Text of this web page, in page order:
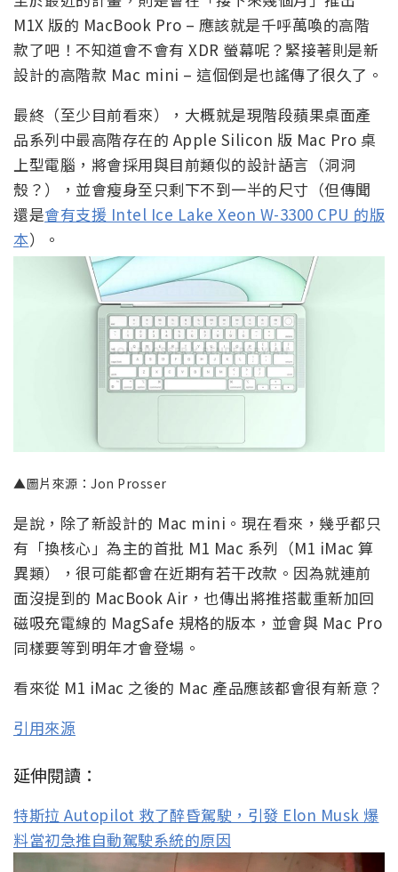
M1X 版的 MacBook Pro – 應該就是千呼萬喚的高階
款了吧！不知道會不會有 XDR 螢幕呢？緊接著則是新
設計的高階款 Mac mini – 這個倒是也謠傳了很久了。
最終（至少目前看來），大概就是現階段蘋果桌面產
品系列中最高階存在的 Apple Silicon 版 Mac Pro 桌
上型電腦，將會採用與目前類似的設計語言（洞洞
殼？），並會瘦身至只剩下不到一半的尺寸（但傳聞
還是會有支援 Intel Ice Lake Xeon W-3300 CPU 的版
本）。
▲圖片來源：Jon Prosser
是說，除了新設計的 Mac mini。現在看來，幾乎都只
有「換核心」為主的首批 M1 Mac 系列（M1 iMac 算
異類），很可能都會在近期有若干改款。因為就連前
面沒提到的 MacBook Air，也傳出將推搭載重新加回
磁吸充電線的 MagSafe 規格的版本，並會與 Mac Pro
同樣要等到明年才會登場。
看來從 M1 iMac 之後的 Mac 產品應該都會很有新意？
引用來源
延伸閱讀：
特斯拉 Autopilot 救了醉昏駕駛，引發 Elon Musk 爆
料當初急推自動駕駛系統的原因